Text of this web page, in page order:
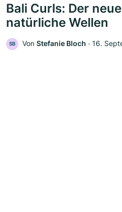
Bali Curls: Der
natürliche Wellen
SB Von Stefanie Bloch ‧ 16.